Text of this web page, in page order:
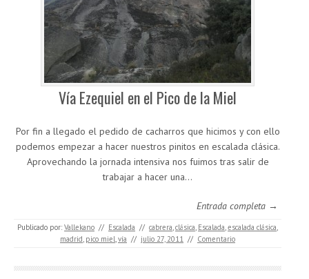
Vía Ezequiel en el Pico de la Miel
Por fin a llegado el pedido de cacharros que hicimos y con ello
podemos empezar a hacer nuestros pinitos en escalada clásica.
Aprovechando la jornada intensiva nos fuimos tras salir de
trabajar a hacer una…
Entrada completa →
Publicado por: Vallekano // Escalada // cabrera,clásica, Escalada,escalada clásica,
madrid, pico miel,vía // julio 27, 2011 // Comentario